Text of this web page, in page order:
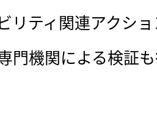
リティ関連アクシ
門機関による検証